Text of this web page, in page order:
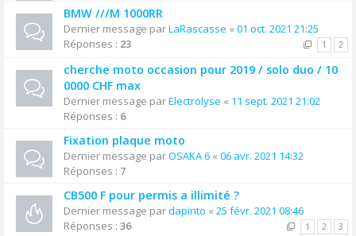
BMW ///M 1000RR
Dernier message parLaRascasse « 01 oct. 2021 21:25
Réponses : 23 1 2
cherche moto occasion pour 2019 / solo duo / 10
0000 CHF max
Dernier message parElectrolyse « 11 sept. 2021 21:02
Réponses : 6
Fixation plaque moto
Dernier message parOSAKA 6 « 06 avr. 2021 14:32
Réponses : 7
CB500 F pour permis a illimité ?
Dernier message pardapinto « 25 févr. 2021 08:46
Réponses : 36 1 2 3